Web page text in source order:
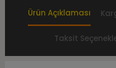
Ürün Açıklaması
Taksit